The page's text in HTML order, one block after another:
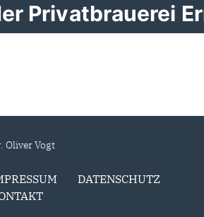
Privatbrauerei
Oliver Vogt
DATENSCHUTZ